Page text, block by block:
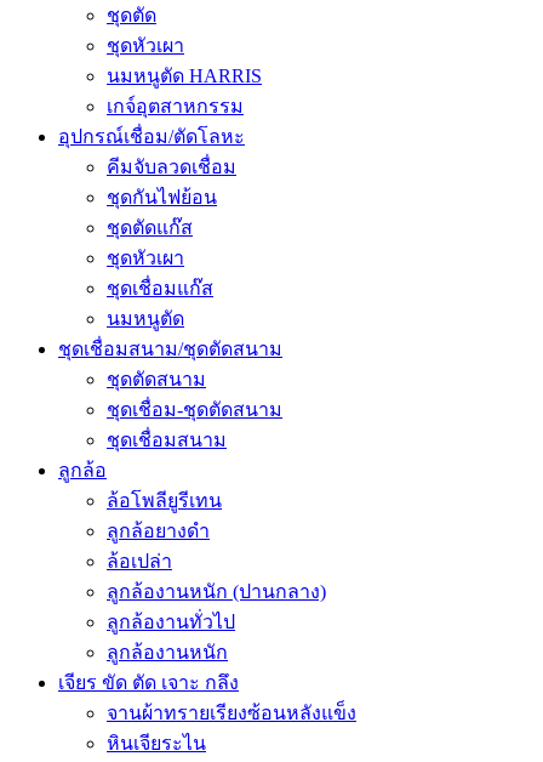
ชุดตัด
ชุดหัวเผา
นมหนูตัด HARRIS
เกจ์อุตสาหกรรม
อุปกรณ์เชื่อม/ตัดโลหะ
คีมจับลวดเชื่อม
ชุดกันไฟย้อน
ชุดตัดแก๊ส
ชุดหัวเผา
ชุดเชื่อมแก๊ส
นมหนูตัด
ชุดเชื่อมสนาม/ชุดตัดสนาม
ชุดตัดสนาม
ชุดเชื่อม-ชุดตัดสนาม
ชุดเชื่อมสนาม
ลูกล้อ
ล้อโพลียูรีเทน
ลูกล้อยางดำ
ล้อเปล่า
ลูกล้องานหนัก (ปานกลาง)
ลูกล้องานทั่วไป
ลูกล้องานหนัก
เจียร ขัด ตัด เจาะ กลึง
จานผ้าทรายเรียงซ้อนหลังแข็ง
หินเจียระไน